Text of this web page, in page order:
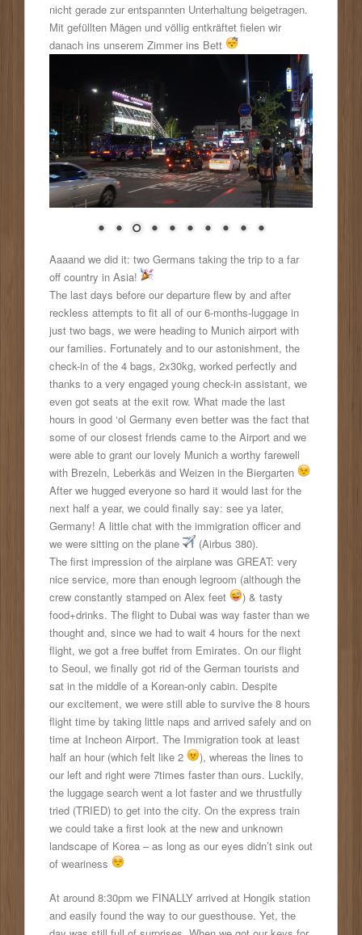
nicht gerade zur entspannten Unterhaltung beigetragen.
Mit gefüllten Mägen und völlig entkräftet fielen wir
danach ins unserem Zimmer ins Bett
Aaaand we did it: two Germans taking the trip to a far
off country in Asia!
The last days before our departure flew by and after
reckless attempts to fit all of our 6-months-luggage in
just two bags, we were heading to Munich airport with
our families. Fortunately and to our astonishment, the
check-in of the 4 bags, 2x30kg, worked perfectly and
thanks to a very engaged young check-in assistant, we
even got seats at the exit row. What made the last
hours in good ‘ol Germany even better was the fact that
some of our closest friends came to the Airport and we
were able to grant our lovely Munich a worthy farewell
with Brezeln, Leberkäs and Weizen in the Biergarten
After we hugged everyone so hard it would last for the
next half a year, we could finally say: see ya later,
Germany! A little chat with the immigration officer and
we were sitting on the plane
(Airbus 380).
The first impression of the airplane was GREAT: very
nice service, more than enough legroom (although the
crew constantly stamped on Alex feet
) & tasty
food+drinks. The flight to Dubai was way faster than we
thought and, since we had to wait 4 hours for the next
flight, we got a free buffet from Emirates. On our flight
to Seoul, we finally got rid of the German tourists and
sat in the middle of a Korean-only cabin. Despite
our excitement, we were still able to survive the 8 hours
flight time by taking little naps and arrived safely and on
time at Incheon Airport. The Immigration took at least
half an hour (which felt like 2
), whereas the lines to
our left and right were 7times faster than ours. Luckily,
the luggage search went a lot faster and we thrustfully
tried (TRIED) to get into the city. On the express train
we could take a first look at the new and unknown
landscape of Korea – as long as our eyes didn’t sink out
of weariness
At around 8:30pm we FINALLY arrived at Hongik station
and easily found the way to our guesthouse. Yet, the